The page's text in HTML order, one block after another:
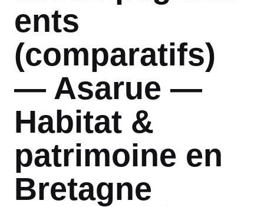
ents
(comparatifs)
— Asarue —
Habitat &
patrimoine en
Bretagne